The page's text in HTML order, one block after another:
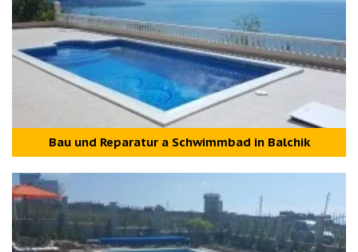
Bau und Reparatur а Schwimmbad in Balchik